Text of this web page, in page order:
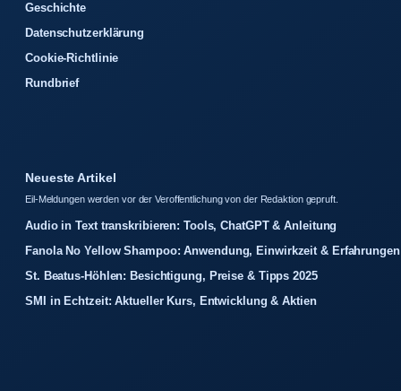
Geschichte
Datenschutzerklärung
Cookie-Richtlinie
Rundbrief
Neueste Artikel
Eil-Meldungen werden vor der Veroffentlichung von der Redaktion gepruft.
Audio in Text transkribieren: Tools, ChatGPT & Anleitung
Fanola No Yellow Shampoo: Anwendung, Einwirkzeit & Erfahrungen
St. Beatus-Höhlen: Besichtigung, Preise & Tipps 2025
SMI in Echtzeit: Aktueller Kurs, Entwicklung & Aktien